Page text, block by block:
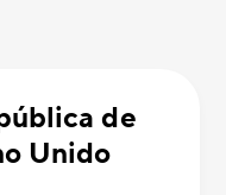
de
Unido